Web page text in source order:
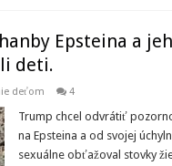
Epsteina a
deti.
deťom 4
Trump chcel odvrátiť
na Epsteina a od svojej
sexuálne obťažoval stovky